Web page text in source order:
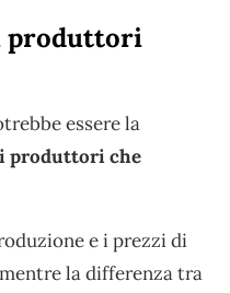
produttori
essere la
produttori che
e i prezzi di
la differenza tra